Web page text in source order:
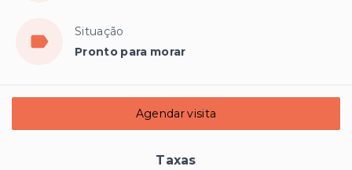
Situação
Pronto para morar
Agendar visita
Taxas